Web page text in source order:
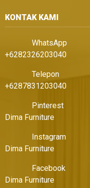
KONTAK KAMI
WhatsApp
+6282326203040
Telepon
+6287831203040
Pinterest
Dima Furniture
Instagram
Dima Furniture
Facebook
Dima Furniture